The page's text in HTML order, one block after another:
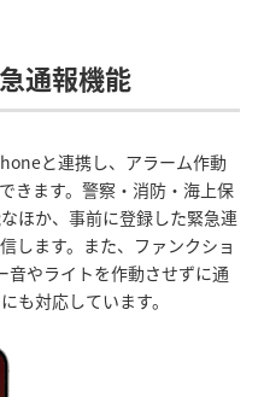
通報機能
と連携し、アラーム作動
きます。警察・消防・海上保
ほか、事前に登録した緊急連
します。また、ファンクショ
音やライトを作動させずに通
も対応しています。